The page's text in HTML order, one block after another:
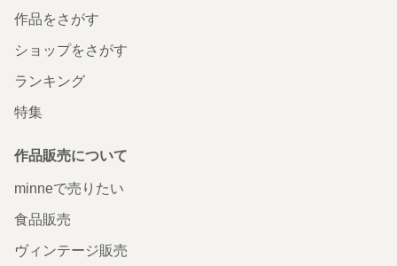
作品をさがす
ショップをさがす
ランキング
特集
作品販売について
minneで売りたい
食品販売
ヴィンテージ販売